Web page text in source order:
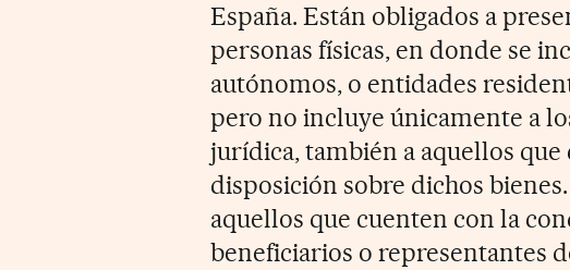
España. Están obligados a
personas físicas, en donde se
autónomos, o entidades
pero no incluye únicamente a
jurídica, también a aquellos
disposición sobre dichos
aquellos que cuenten con la
beneficiarios o representantes